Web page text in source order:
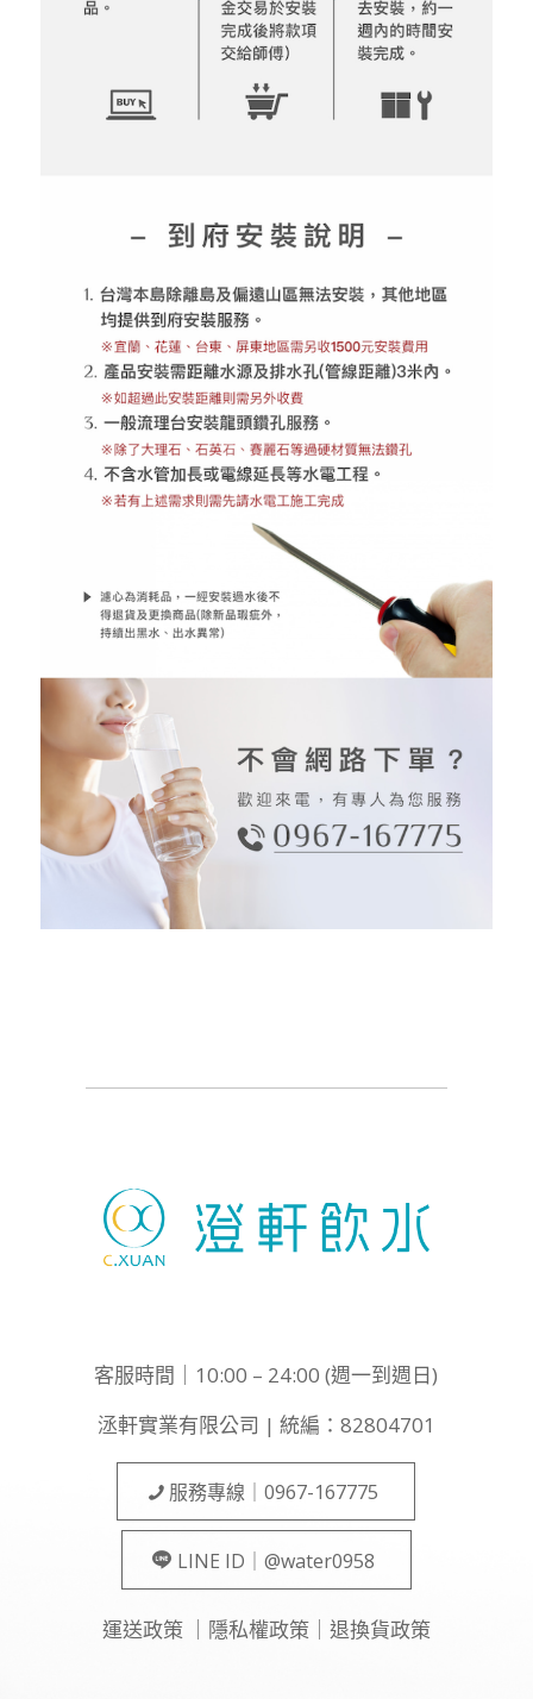
客服時間｜10:00 – 24:00 (週一到週日)
洆軒實業有限公司 | 統編：82804701
服務專線｜0967-167775
LINE ID｜@water0958
運送政策｜ 隱私權政策｜ 退換貨政策